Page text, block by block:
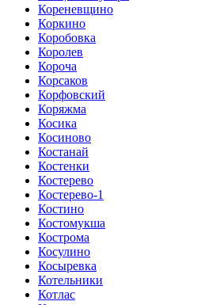
Кореневщино
Коркино
Коробовка
Королев
Короча
Корсаков
Корфовский
Коряжма
Косика
Косиново
Костанай
Костенки
Костерево
Костерево-1
Костино
Костомукша
Кострома
Косулино
Косыревка
Котельники
Котлас